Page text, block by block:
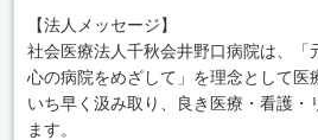
【法人メッセージ】
社会医療法人千秋会井野口病院は、「
心の病院をめざして」を理念として医
いち早く汲み取り、良き医療・看護・
ます。